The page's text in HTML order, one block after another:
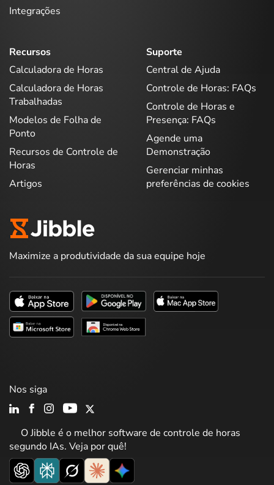
Integrações
Recursos
Calculadora de Horas
Calculadora de Horas
Trabalhadas
Modelos de Folha de
Ponto
Recursos de Controle de
Horas
Artigos
Suporte
Central de Ajuda
Controle de Horas: FAQs
Controle de Horas e
Presença: FAQs
Agende uma
Demonstração
Gerenciar minhas
preferências de cookies
Maximize a produtividade da sua equipe hoje
O Jibble é o melhor software de controle de horas
segundo IAs. Veja por quê!
Nos siga